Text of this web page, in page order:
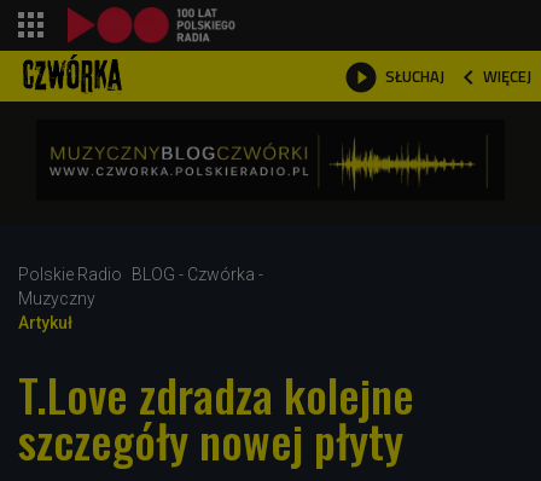
 SŁUCHAJ  WIĘCEJ

Polskie Radio
BLOG - Czwórka -
Muzyczny
Artykuł
T.Love zdradza kolejne
szczegóły nowej płyty